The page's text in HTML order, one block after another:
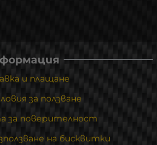
и плащане
за ползване
за поверителност
на бисквитки